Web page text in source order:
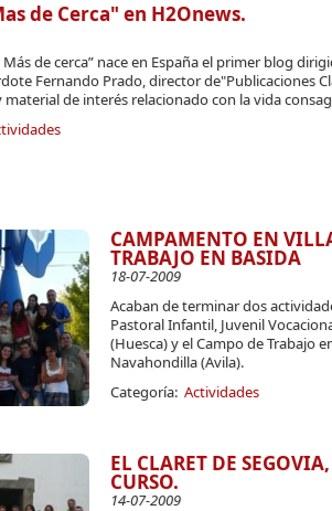
de Cerca" en H2Onews.
de cerca” nace en España el primer blog
Fernando Prado, director de"Publicaciones
de interés relacionado con la vida
CAMPAMENTO EN
TRABAJO EN BASIDA
18-07-2009
Acaban de terminar dos
Pastoral Infantil, Juvenil
(Huesca) y el Campo de Trabajo
Navahondilla (Avila).
Categoría: Actividades
EL CLARET DE
CURSO.
14-07-2009